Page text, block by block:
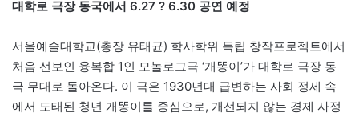
대학로 극장 동국에서 6.27 ? 6.30 공연 예정
서울예술대학교(총장 유태균) 학사학위 독립 창작프로젝트에서
처음 선보인 융복합 1인 모놀로그극 ‘개똥이’가 대학로 극장 동
국 무대로 돌아온다. 이 극은 1930년대 급변하는 사회 정세 속
에서 도태된 청년 개똥이를 중심으로, 개선되지 않는 경제 사정